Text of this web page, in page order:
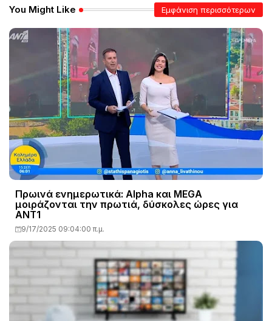
You Might Like Εμφάνιση περισσότερων
Πρωινά ενημερωτικά: Alpha και MEGA
μοιράζονται την πρωτιά, δύσκολες ώρες για
ΑΝΤ1
9/17/2025 09:04:00 π.μ.